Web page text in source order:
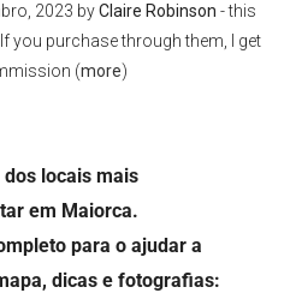
2023 byClaire Robinson - this
you purchase through them, I get
(more)
dos locais mais
em Maiorca.
para o ajudar a
dicas e fotografias: